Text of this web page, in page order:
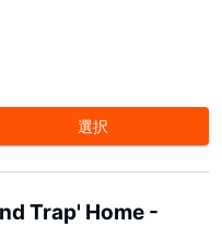
選択
Trap' Home -